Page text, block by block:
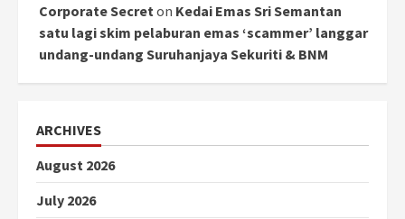
Corporate Secreton Kedai Emas Sri Semantan
satu lagi skim pelaburan emas ‘scammer’ langgar
undang-undang Suruhanjaya Sekuriti & BNM
ARCHIVES
August 2026
July 2026